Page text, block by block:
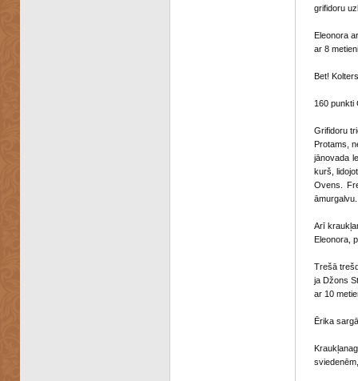
grifidoru
Eleonora
ar 8
Bet!
160 punkti
Grifidoru
Protams,
jānovada
kurš,
Ovens.
Arī
Eleonora,
Trešā
ja Džons
ar 10
Ērika